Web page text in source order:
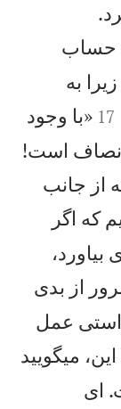
حساب
به


17 «با وجود
است!
از جانب
كه اگر
از بدی
عمل
میگوييد
ای